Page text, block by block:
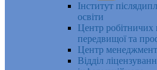
Інститут
освіти
Центр робітничих
передвищої та
Центр
Відділ